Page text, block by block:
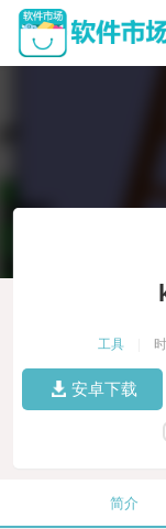
工具
安卓下载
简介